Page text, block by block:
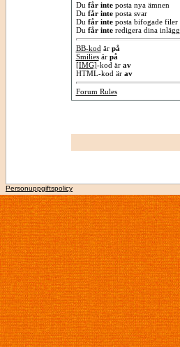
Du får inteposta nya ämnen
Du får inteposta svar
Du får inteposta bifogade filer
Du får interedigera dina inlägg
BB-kod är på
Smiliesär på
[IMG]-kod är av
HTML-kod är av
Forum Rules
Personuppgiftspolicy